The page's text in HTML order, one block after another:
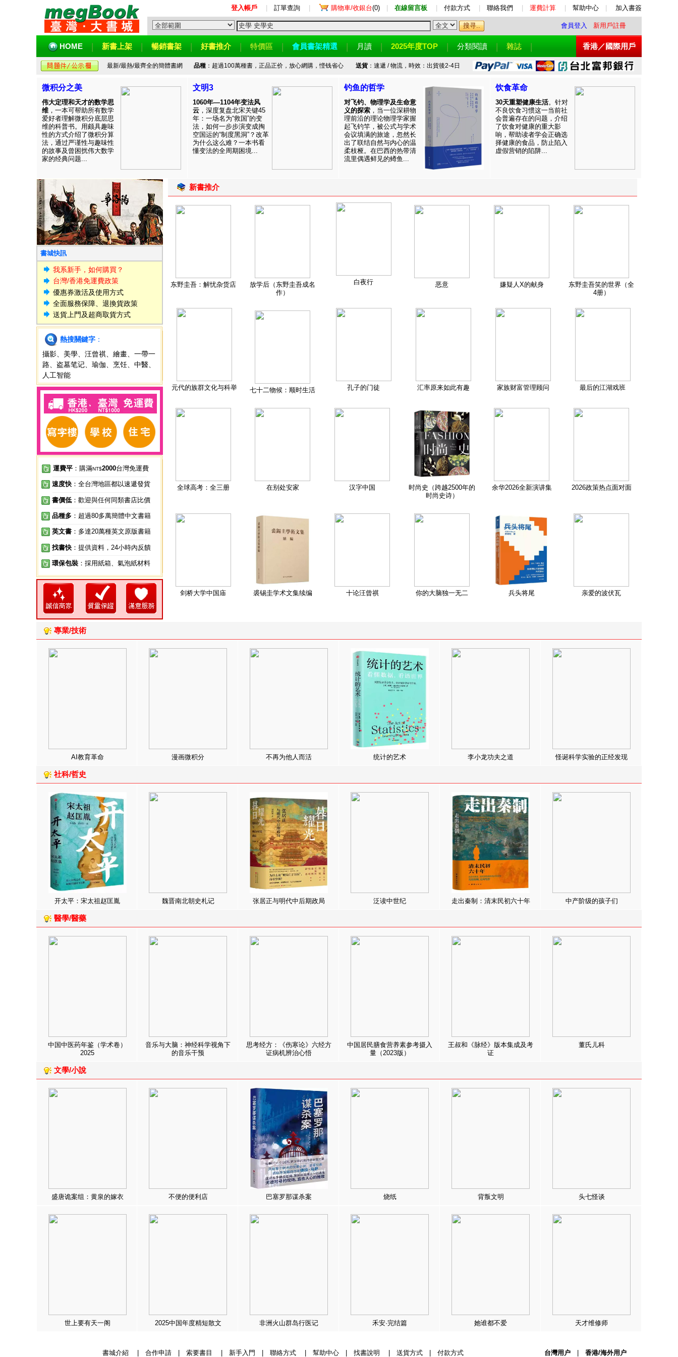
登入帳戶 訂單查詢 購物車/收銀台(0) 在線留言板 付款方式 聯絡我們 運費計算 幫助中心 加入書簽
會員登入 新用戶註冊
HOME 新書上架 暢銷書架 好書推介 特價區 會員書架精選 月讀 2025年度TOP 分類閱讀 雜誌 香港／國際用戶
最新/最熱/最齊全的簡體書網 品種：超過100萬種書，正品正价，放心網購，悭钱省心 送貨：速遞 / 物流，時效：出貨後2-4日
微积分之美
伟大定理和天才的数学思
维 ，一本可帮助所有数学
爱好者理解微积分底层思
维的科普书。用颇具趣味
性的方式介绍了微积分算
法，通过严谨性与趣味性
的故事及曾困扰伟大数学
家的经典问题...
文明3
1060年—1104年变法风
云 ，深度复盘北宋关键45
年：一场名为“救国”的变
法，如何一步步演变成掏
空国运的“制度黑洞”？改革
为什么这么难？一本书看
懂变法的全周期困境...
钓鱼的哲学
对飞钓、物理学及生命意
义的探索 ，当一位深耕物
理前沿的理论物理学家握
起飞钓竿，被公式与学术
会议填满的旅途，忽然长
出了联结自然与内心的温
柔枝桠。在巴西的热带清
流里偶遇鲜见的鳟鱼...
饮食革命
30天重塑健康生活。针对
不良饮食习惯这一当前社
会普遍存在的问题，介绍
了饮食对健康的重大影
响，帮助读者学会正确选
择健康的食品，防止陷入
虚假营销的陷阱...
書城快訊
我系新手，如何購買？
台灣/香港免運費政策
優惠券激活及使用方式
全面服務保障、退換貨政策
送貨上門及超商取貨方式
熱搜關鍵字 ：
攝影
美學 汪曾祺 繪畫
一帶一
路
盗墓笔记 瑜伽 烹饪 中醫
人工智能
運費平 ：購滿NT$2000台灣免運費
速度快 ：全台灣地區都以速遞發貨
書價低 ：歡迎與任何同類書店比價
品種多 ：超過80多萬簡體中文書籍
英文書 ：多達20萬種英文原版書籍
找書快 ：提供資料，24小時內反饋
環保包裝 ：採用紙箱、氣泡紙材料
新書推介
东野圭吾：解忧杂货店
放学后（东野圭吾成名
作）
白夜行 恶意 嫌疑人X的献身
东野圭吾笑的世界（全
4册）
元代的族群文化与科举 七十二物候：顺时生活 孔子的门徒 汇率原来如此有趣 家族财富管理顾问 最后的江湖戏班
全球高考：全三册 在别处安家 汉字中国
时尚史（跨越2500年的
时尚史诗）
余华2026全新演讲集 2026政策热点面对面
剑桥大学中国庙 裘锡圭学术文集续编 十论汪曾祺 你的大脑独一无二 兵头将尾 亲爱的波伏瓦
專業/技術
AI教育革命 漫画微积分 不再为他人而活 统计的艺术 李小龙功夫之道 怪诞科学实验的正经发现
社科/哲史
开太平：宋太祖赵匡胤 魏晋南北朝史札记 张居正与明代中后期政局 泛读中世纪 走出秦制：清末民初六十年 中产阶级的孩子们
醫學/醫藥
中国中医药年鉴（学术卷）
2025
音乐与大脑：神经科学视角下
的音乐干预
思考经方：《伤寒论》六经方
证病机辨治心悟
中国居民膳食营养素参考摄入
量（2023版）
王叔和《脉经》版本集成及考
证
董氏儿科
文學/小說
盛唐诡案组：黄泉的嫁衣 不便的便利店 巴塞罗那谋杀案 烧纸 背叛文明 头七怪谈
世上要有天一阁 2025中国年度精短散文 非洲火山群岛行医记 禾安·完结篇 她谁都不爱 天才维修师
書城介紹 合作申請| 索要書目 新手入門 聯絡方式| 幫助中心| 找書說明 送貨方式| 付款方式 台灣用户 香港/海外用户